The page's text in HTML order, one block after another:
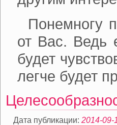
Понемногу
от Вас. Ведь
будет
легче будет
Дата публикации: 2014-09-